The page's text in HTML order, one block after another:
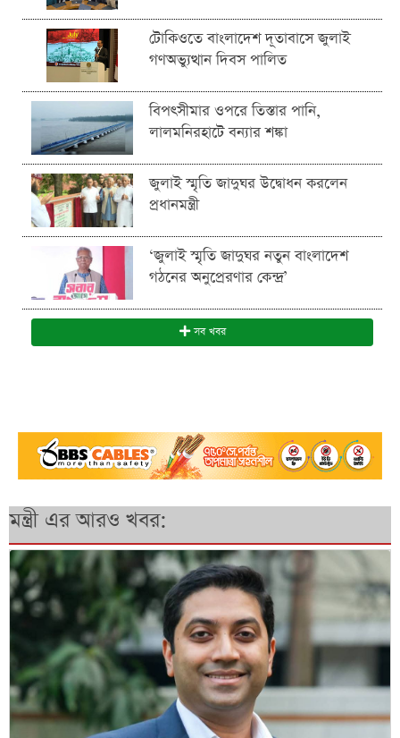
টোকিওতে বাংলাদেশ দূতাবাসে জুলাই
গণঅভ্যুত্থান দিবস পালিত
বিপৎসীমার ওপরে তিস্তার পানি,
লালমনিরহাটে বন্যার শঙ্কা
জুলাই স্মৃতি জাদুঘর উদ্বোধন করলেন
প্রধানমন্ত্রী
‘জুলাই স্মৃতি জাদুঘর নতুন বাংলাদেশ
গঠনের অনুপ্রেরণার কেন্দ্র’
সব খবর
মন্ত্রী এর আরও খবর: